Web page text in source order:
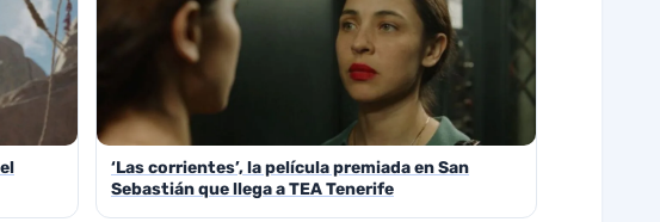
‘Las corrientes’, la película premiada en San
Sebastián que llega a TEA Tenerife